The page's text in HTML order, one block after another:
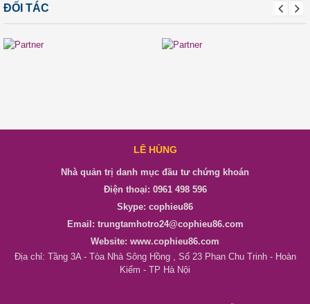
ĐỐI TÁC
LÊ HÙNG
Nhà quản trị danh mục đầu tư chứng khoán
Điện thoại: 0961 498 596
Skype: cophieu86
Email: trungtamhotro24@cophieu86.com
Website: www.cophieu86.com
Địa chỉ: Tầng 3A - Tòa Nhà Sông Hồng , Số 23 Phan Chu Trinh - Hoàn
Kiếm - TP Hà Nội